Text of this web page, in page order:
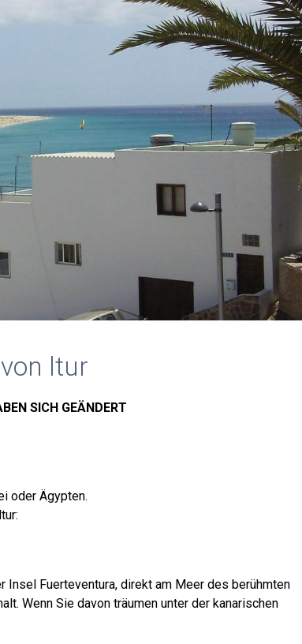
ltur
SICH GEÄNDERT
oder Ägypten.
Insel Fuerteventura, direkt am Meer des berühmten
Wenn Sie davon träumen unter der kanarischen